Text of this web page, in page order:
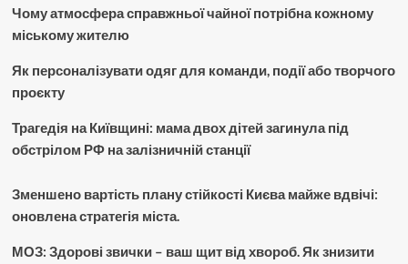
Чому атмосфера справжньої чайної потрібна кожному
міському жителю
Як персоналізувати одяг для команди, події або творчого
проєкту
Трагедія на Київщині: мама двох дітей загинула під
обстрілом РФ на залізничній станції
Зменшено вартість плану стійкості Києва майже вдвічі:
оновлена стратегія міста.
МОЗ: Здорові звички – ваш щит від хвороб. Як знизити